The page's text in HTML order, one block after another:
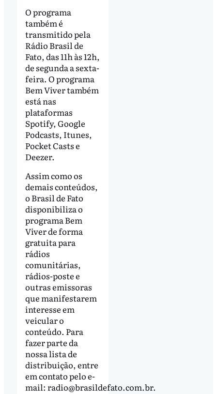
O programa
também é
transmitido pela
Rádio Brasil de
Fato, das 11h às 12h,
de segunda a sexta-
feira. O programa
Bem Viver também
está nas
plataformas
Spotify, Google
Podcasts, Itunes,
Pocket Casts e
Deezer.
Assim como os
demais conteúdos,
o Brasil de Fato
disponibiliza o
programa Bem
Viver de forma
gratuita para
rádios
comunitárias,
rádios-poste e
outras emissoras
que manifestarem
interesse em
veicular o
conteúdo. Para
fazer parte da
nossa lista de
distribuição, entre
em contato pelo e-
mail: radio@brasildefato.com.br.